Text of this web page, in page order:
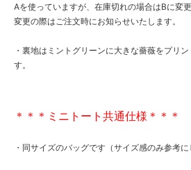
Aを使っていますが、在庫切れの場合はBに変
変更の際はご注文時にお知らせいたします。
・裏地はミントグリーンに大きな薔薇をプリ
す。
＊＊＊ミニトート共通仕様＊＊＊
・同サイズのバッグです（サイズ感のみ参考に